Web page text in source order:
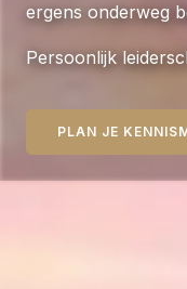
ergens onderweg
Persoonlijk
PLAN JE